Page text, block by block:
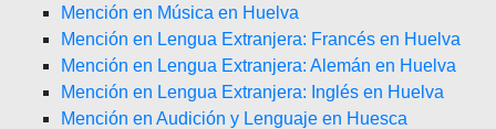
Mención en Música en Huelva
Mención en Lengua Extranjera: Francés en Huelva
Mención en Lengua Extranjera: Alemán en Huelva
Mención en Lengua Extranjera: Inglés en Huelva
Mención en Audición y Lenguaje en Huesca